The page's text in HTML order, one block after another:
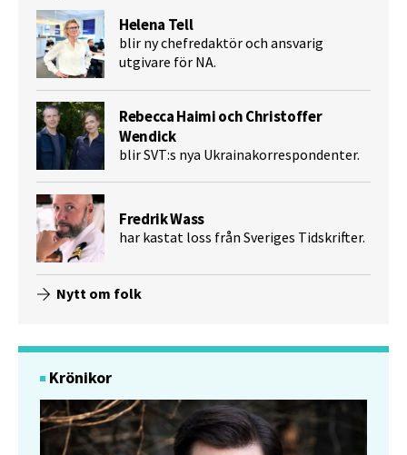
Helena Tell
blir ny chefredaktör och ansvarig
utgivare för NA.
Rebecca Haimi och Christoffer
Wendick
blir SVT:s nya Ukrainakorrespondenter.
Fredrik Wass
har kastat loss från Sveriges Tidskrifter.
Nytt om folk
Krönikor